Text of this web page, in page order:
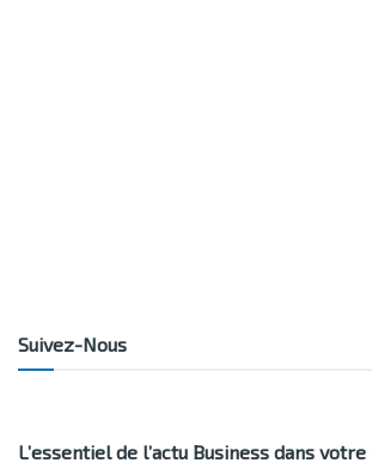
Suivez-Nous
L’essentiel de l’actu Business dans